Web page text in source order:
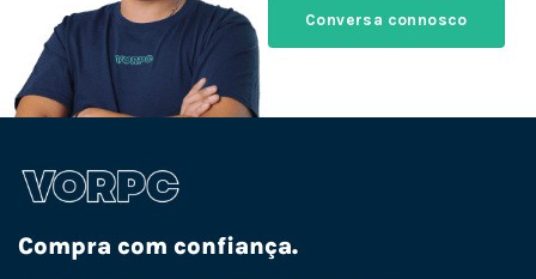
Conversa connosco
Compra com confiança.